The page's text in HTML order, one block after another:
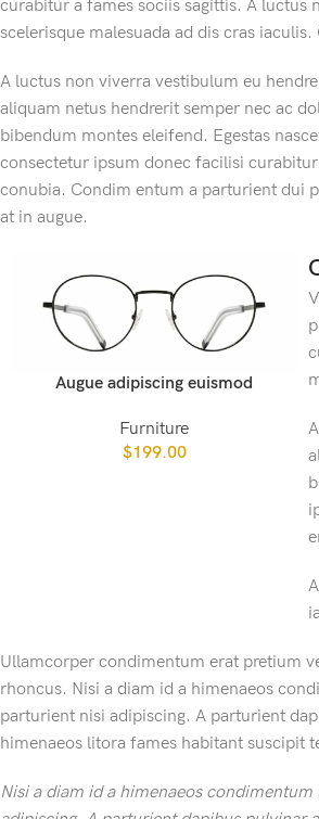
curabitur a fames sociis sagittis. A luctus
scelerisque malesuada ad dis cras
A luctus non viverra vestibulum eu
aliquam netus hendrerit semper nec ac
bibendum montes eleifend. Egestas
consectetur ipsum donec facilisi
conubia. Condim entum a parturient dui
at in augue.
Augue adipiscing euismod
Furniture
$199.00
Ullamcorper condimentum erat pretium
rhoncus. Nisi a diam id a himenaeos
parturient nisi adipiscing. A parturient
himenaeos litora fames habitant suscipit
Nisi a diam id a himenaeos